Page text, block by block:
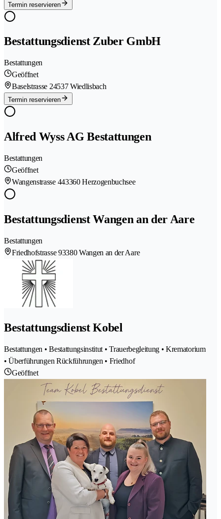
Termin reservieren
Bestattungsdienst Zuber GmbH
Bestattungen
Geöffnet
Baselstrasse 24537 Wiedlisbach
Termin reservieren
Alfred Wyss AG Bestattungen
Bestattungen
Geöffnet
Wangenstrasse 443360 Herzogenbuchsee
Bestattungsdienst Wangen an der Aare
Bestattungen
Friedhofstrasse 93380 Wangen an der Aare
Bestattungsdienst Kobel
Bestattungen • Bestattungsinstitut • Trauerbegleitung • Krematorium
• Überführungen Rückführungen • Friedhof
Geöffnet